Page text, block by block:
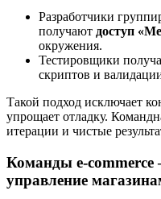
Разработчики
получают доступ
окружения.
Тестировщики
скриптов и
Такой подход исключает
упрощает отладку.
итерации и чистые
Команды e-commerce
управление